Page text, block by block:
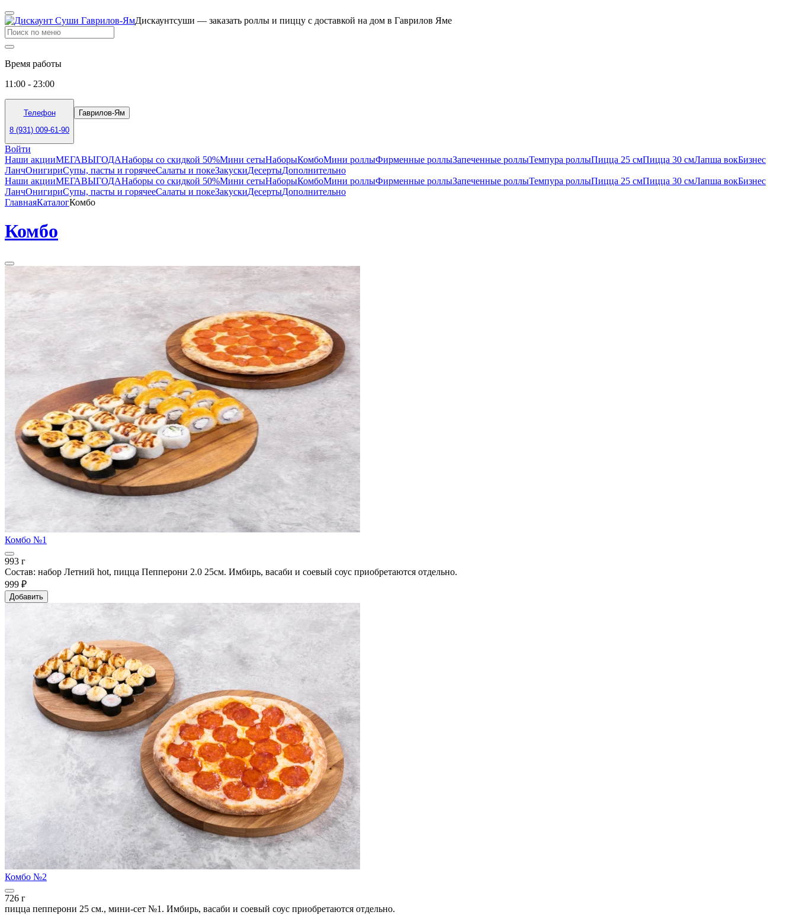
Дискаунтсуши — заказать роллы и пиццу с доставкой на дом в Гаврилов Яме
Время работы
11:00 - 23:00
Телефон
8 (931) 009-61-90
Гаврилов-Ям
Войти
Наши акцииМЕГАВЫГОДАНаборы со скидкой 50%Мини сетыНаборыКомбоМини роллыФирменные роллыЗапеченные роллыТемпура роллыПицца 25 смПицца 30 смЛапша вокБизнес
ЛанчОнигириСупы, пасты и горячееСалаты и покеЗакускиДесертыДополнительно
Наши акцииМЕГАВЫГОДАНаборы со скидкой 50%Мини сетыНаборыКомбоМини роллыФирменные роллыЗапеченные роллыТемпура роллыПицца 25 смПицца 30 смЛапша вокБизнес
ЛанчОнигириСупы, пасты и горячееСалаты и покеЗакускиДесертыДополнительно
ГлавнаяКаталогКомбо
Комбо
Комбо №1
993 г
Состав: набор Летний hot, пицца Пепперони 2.0 25см. Имбирь, васаби и соевый соус приобретаются отдельно.
999 ₽
Добавить
Комбо №2
726 г
пицца пепперони 25 см., мини-сет №1. Имбирь, васаби и соевый соус приобретаются отдельно.